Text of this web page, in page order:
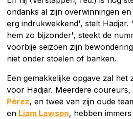
ondanks al zijn overwinningen en
erg indrukwekkend', stelt Hadjar.
hem zo bijzonder', steekt de
voorbije seizoen zijn
niet onder stoelen of banken.
Een gemakkelijke opgave zal het
voor Hadjar. Meerdere
Pérez, en twee van zijn oude
en Liam Lawson, hebben